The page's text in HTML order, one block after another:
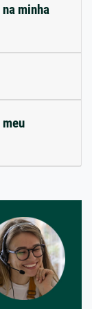
minha